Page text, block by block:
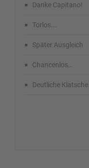
Danke Capitano!
Torlos….
Später Ausgleich
Chancenlos…
Deutliche Klatsche